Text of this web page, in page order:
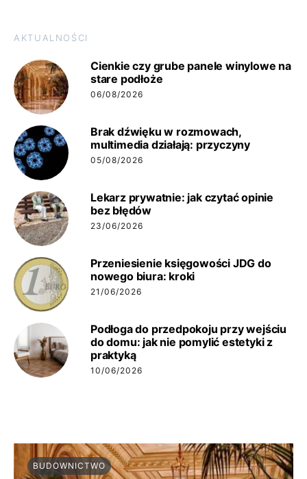
AKTUALNOŚCI
Cienkie czy grube panele winylowe na
stare podłoże
06/08/2026
Brak dźwięku w rozmowach,
multimedia działają: przyczyny
05/08/2026
Lekarz prywatnie: jak czytać opinie
bez błędów
23/06/2026
Przeniesienie księgowości JDG do
nowego biura: kroki
21/06/2026
Podłoga do przedpokoju przy wejściu
do domu: jak nie pomylić estetyki z
praktyką
10/06/2026
BUDOWNICTWO